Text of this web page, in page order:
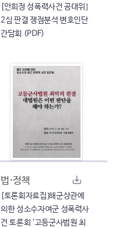
[안희정 성폭력사건 공대위]
2심 판결 쟁점분석 변호인단
간담회 (PDF)
법·정책
[토론회자료집]해군상관에
의한 성소수자여군 성폭력사
건 토론회 '고등군사법원 최